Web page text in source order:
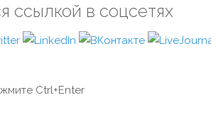
ссылкой в соцсетях
Ctrl+Enter